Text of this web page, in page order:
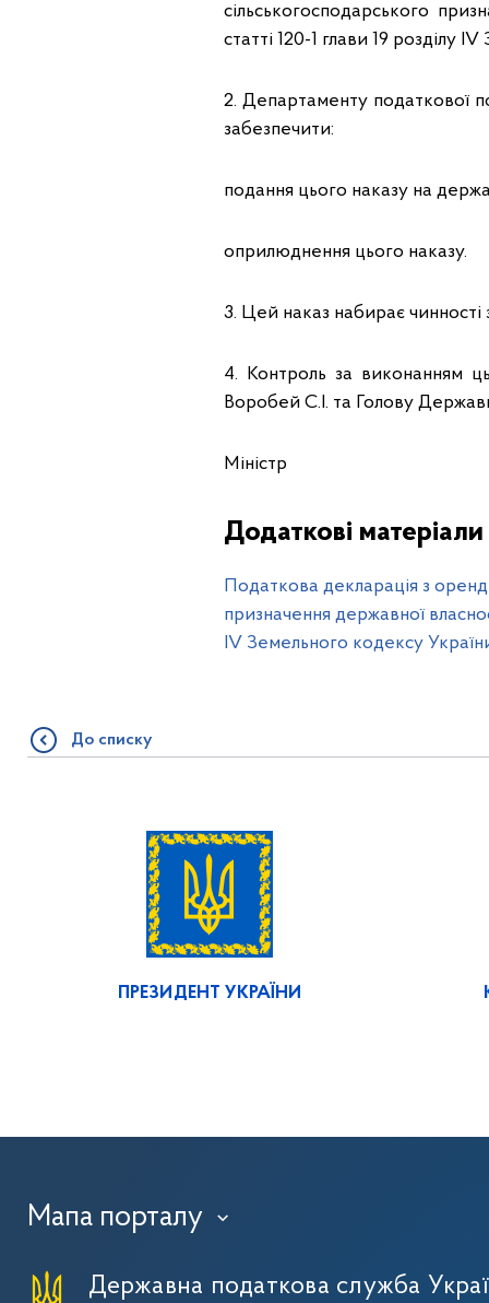
сільськогосподарського
статті 120-1 глави 19 розділу
2. Департаменту податкової
забезпечити:
подання цього наказу на
оприлюднення цього наказу.
3. Цей наказ набирає чинності
4. Контроль за виконанням
Воробей С.І. та Голову
Міністр
Додаткові матеріали
Податкова декларація з
призначення державної
ІV Земельного кодексу
До списку
ПРЕЗИДЕНТ УКРАЇНИ
Мапа порталу ›
Державна податкова служба